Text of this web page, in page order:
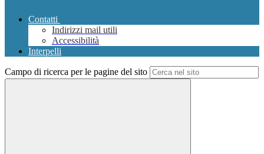
Contatti
Indirizzi mail utili
Accessibilità
Interpelli
Campo di ricerca per le pagine del sito